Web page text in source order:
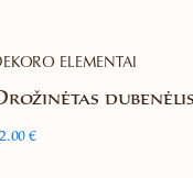
ELEMENTAI
€